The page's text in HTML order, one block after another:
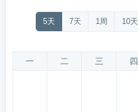
5天 7天 1周 10天
一 二 三 四